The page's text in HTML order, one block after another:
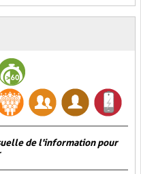
de l'information pour